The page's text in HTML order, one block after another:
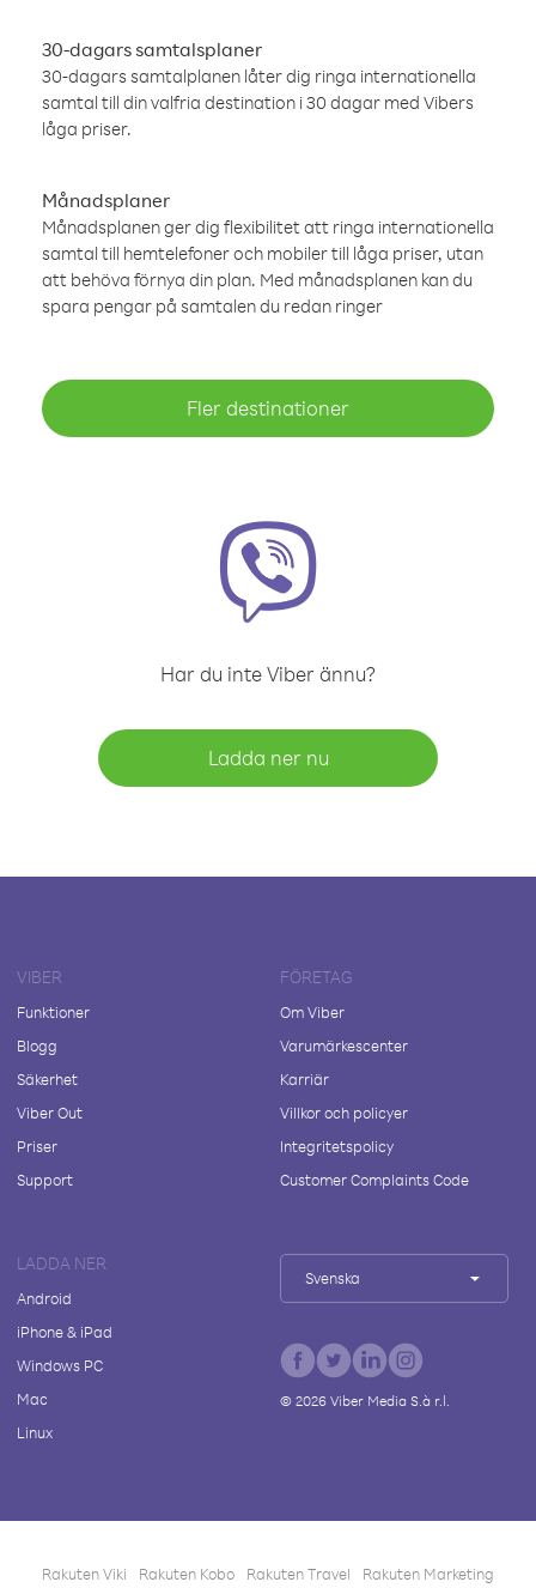
30-dagars samtalsplaner
30-dagars samtalplanen låter dig ringa internationella
samtal till din valfria destination i 30 dagar med Vibers
låga priser.
Månadsplaner
Månadsplanen ger dig flexibilitet att ringa internationella
samtal till hemtelefoner och mobiler till låga priser, utan
att behöva förnya din plan. Med månadsplanen kan du
spara pengar på samtalen du redan ringer
Fler destinationer
Har du inte Viber ännu?
Ladda ner nu
VIBER
Funktioner
Blogg
Säkerhet
Viber Out
Priser
Support
FÖRETAG
Om Viber
Varumärkescenter
Karriär
Villkor och policyer
Integritetspolicy
Customer Complaints Code
LADDA NER
Android
iPhone & iPad
Windows PC
Mac
Linux
Svenska
© 2026Viber Media S.à r.l.
Rakuten Viki Rakuten Kobo Rakuten Travel Rakuten Marketing